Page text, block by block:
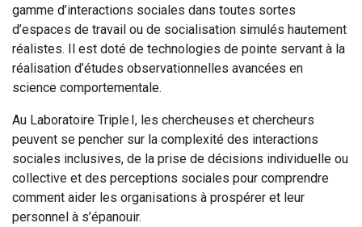
gamme d’interactions sociales dans toutes sortes
d’espaces de travail ou de socialisation simulés hautement
réalistes. Il est doté de technologies de pointe servant à la
réalisation d’études observationnelles avancées en
science comportementale.
Au Laboratoire Triple I, les chercheuses et chercheurs
peuvent se pencher sur la complexité des interactions
sociales inclusives, de la prise de décisions individuelle ou
collective et des perceptions sociales pour comprendre
comment aider les organisations à prospérer et leur
personnel à s’épanouir.